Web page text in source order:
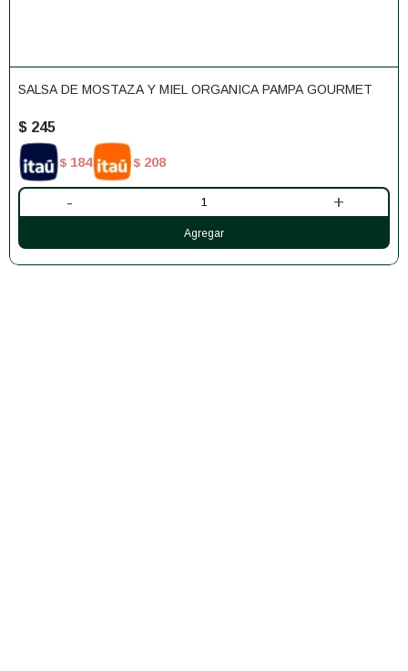
SALSA DE MOSTAZA Y MIEL ORGANICA PAMPA GOURMET
$ 245
$ 184 $ 208
- +